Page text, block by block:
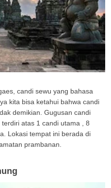
candi sewu yang bahasa
kita bisa ketahui bahwa candi
demikian. Gugusan candi
atas 1 candi utama , 8
Lokasi tempat ini berada di
prambanan.